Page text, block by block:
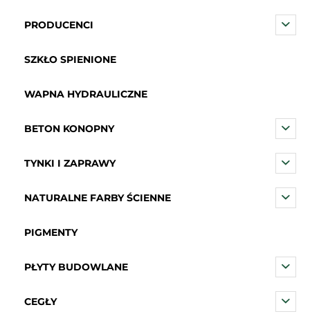
PRODUCENCI
SZKŁO SPIENIONE
WAPNA HYDRAULICZNE
BETON KONOPNY
TYNKI I ZAPRAWY
NATURALNE FARBY ŚCIENNE
PIGMENTY
PŁYTY BUDOWLANE
CEGŁY